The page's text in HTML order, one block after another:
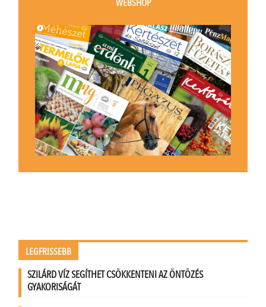
WEBSHOP
LEGFRISSEBB
SZILÁRD VÍZ SEGÍTHET CSÖKKENTENI AZ ÖNTÖZÉS
GYAKORISÁGÁT